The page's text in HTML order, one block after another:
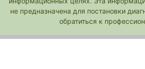
не предназначена для постановки
обратиться к